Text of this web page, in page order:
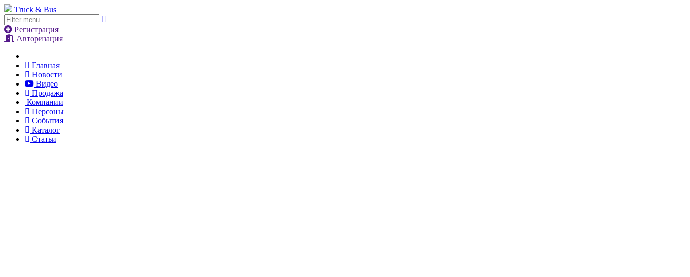
Truck & Bus
Регистрация
Авторизация
Главная
Новости
Видео
Продажа
Компании
Персоны
События
Каталог
Статьи